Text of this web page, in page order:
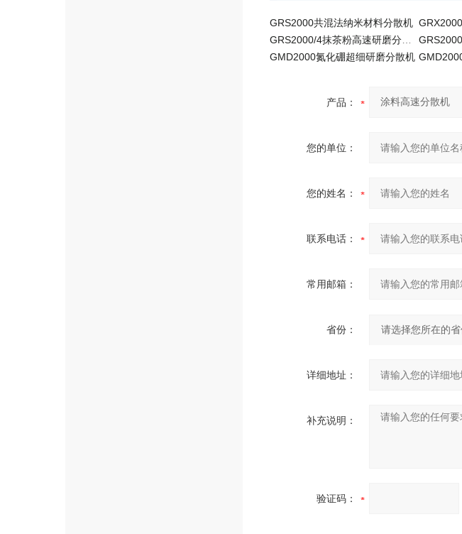
GRS2000共混法纳米材料分散机
GMD2000氮化硼超细研磨分散机
产品：
您的单位：
您的姓名：
联系电话：
常用邮箱：
省份：
详细地址：
补充说明：
验证码：